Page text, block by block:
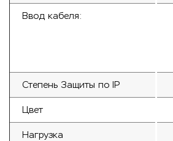
Ввод кабеля:
Степень Защиты по IP
Цвет
Нагрузка